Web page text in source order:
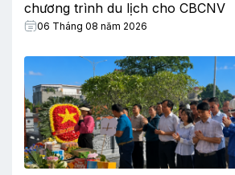
chương trình du lịch cho CBCNV
06 Tháng 08 năm 2026